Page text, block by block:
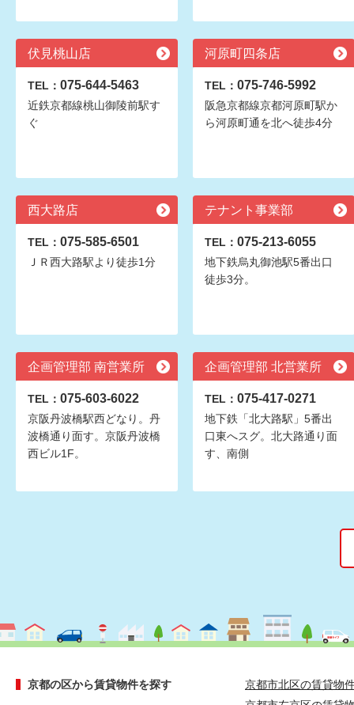
伏見桃山店
TEL： 075-644-5463
近鉄京都線桃山御陵前駅す
ぐ
河原町四条店
TEL： 075-746-5992
阪急京都線京都河原町駅か
ら河原町通を北へ徒歩4分
西大路店
TEL： 075-585-6501
ＪＲ西大路駅より徒歩1分
テナント事業部
TEL： 075-213-6055
地下鉄烏丸御池駅5番出口
徒歩3分。
企画管理部 南営業所
TEL： 075-603-6022
京阪丹波橋駅西どなり。丹
波橋通り面す。京阪丹波橋
西ビル1F。
企画管理部 北営業所
TEL： 075-417-0271
地下鉄「北大路駅」5番出
口東へスグ。北大路通り面
す、南側
京都の区から賃貸物件を探す
京都市北区の賃貸物